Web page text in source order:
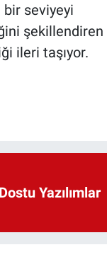
seviyeyi
şekillendiren
ileri taşıyor.
Yazılımlar